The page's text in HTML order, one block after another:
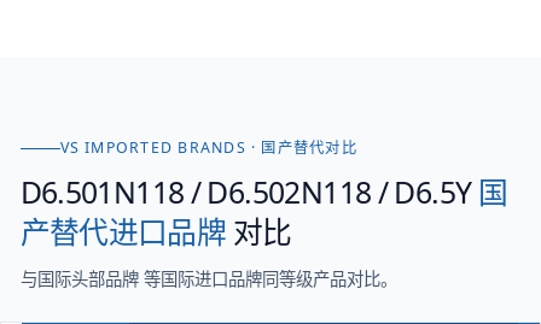
VS IMPORTED BRANDS · 国产替代对比
D6.501N118 / D6.502N118 / D6.5Y 国
产替代进口品牌 对比
与国际头部品牌 等国际进口品牌同等级产品对比。